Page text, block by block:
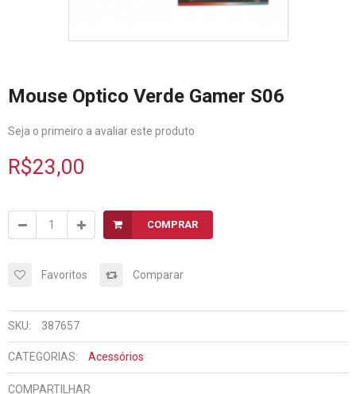
Mouse Optico Verde Gamer S06
Seja o primeiro a avaliar este produto
R$23,00
COMPRAR
Favoritos Comparar
SKU: 387657
CATEGORIAS: Acessórios
COMPARTILHAR